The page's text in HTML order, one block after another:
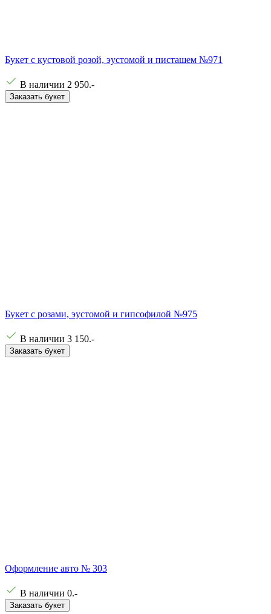
Букет с кустовой розой, эустомой и писташем №971
В наличии 2 950.-
Заказать букет
Букет с розами, эустомой и гипсофилой №975
В наличии 3 150.-
Заказать букет
Оформление авто № 303
В наличии 0.-
Заказать букет